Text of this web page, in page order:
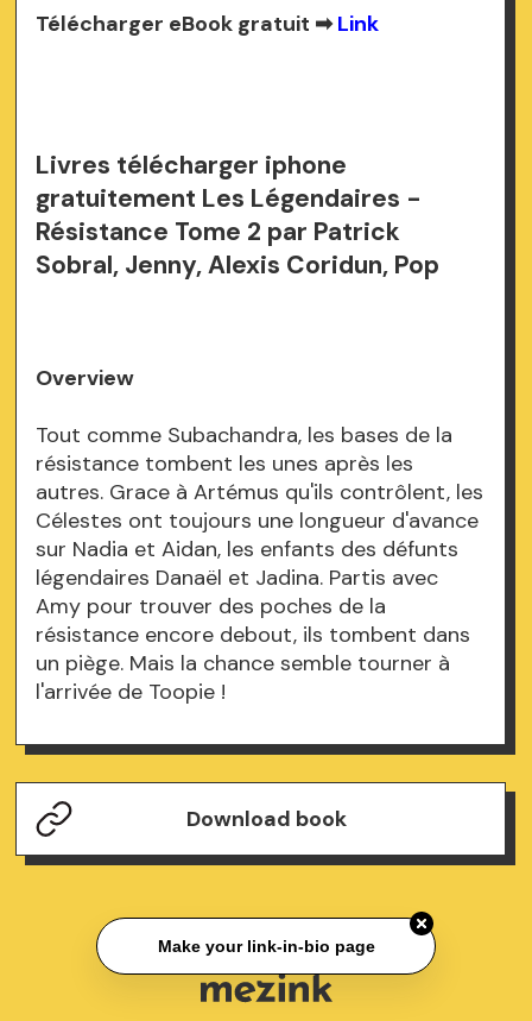
Télécharger eBook gratuit ➡Link
Livres télécharger iphone
gratuitement Les Légendaires -
Résistance Tome 2 par Patrick
Sobral, Jenny, Alexis Coridun, Pop
Overview
Tout comme Subachandra, les bases de la
résistance tombent les unes après les
autres. Grace à Artémus qu'ils contrôlent, les
Célestes ont toujours une longueur d'avance
sur Nadia et Aidan, les enfants des défunts
légendaires Danaël et Jadina. Partis avec
Amy pour trouver des poches de la
résistance encore debout, ils tombent dans
un piège. Mais la chance semble tourner à
l'arrivée de Toopie !
Download book
Make your link-in-bio page